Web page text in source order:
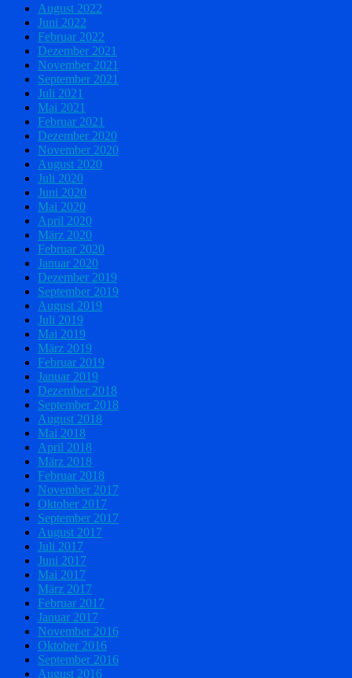
August 2022
Juni 2022
Februar 2022
Dezember 2021
November 2021
September 2021
Juli 2021
Mai 2021
Februar 2021
Dezember 2020
November 2020
August 2020
Juli 2020
Juni 2020
Mai 2020
April 2020
März 2020
Februar 2020
Januar 2020
Dezember 2019
September 2019
August 2019
Juli 2019
Mai 2019
März 2019
Februar 2019
Januar 2019
Dezember 2018
September 2018
August 2018
Mai 2018
April 2018
März 2018
Februar 2018
November 2017
Oktober 2017
September 2017
August 2017
Juli 2017
Juni 2017
Mai 2017
März 2017
Februar 2017
Januar 2017
November 2016
Oktober 2016
September 2016
August 2016